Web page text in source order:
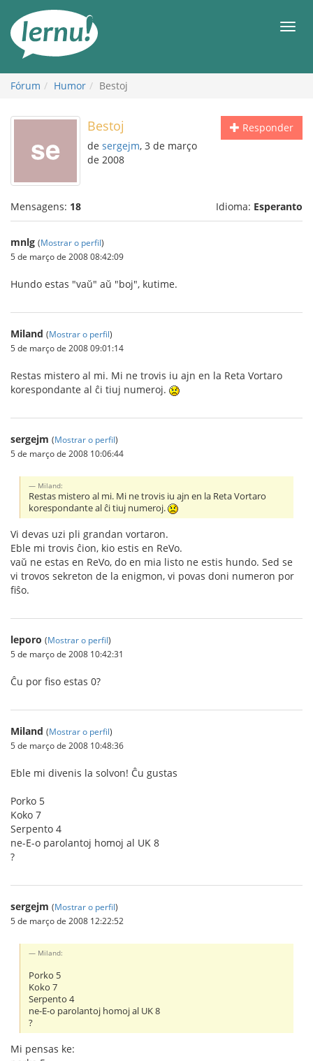
conteúdo
Fórum Humor Bestoj
Responder
Bestoj
de sergejm, 3 de março
de 2008
Mensagens: 18 Idioma: Esperanto
mnlg (Mostrar o perfil)
5 de março de 2008 08:42:09
Hundo estas "vaŭ" aŭ "boj", kutime.
Miland (Mostrar o perfil)
5 de março de 2008 09:01:14
Restas mistero al mi. Mi ne trovis iu ajn en la Reta Vortaro
korespondante al ĉi tiuj numeroj.
sergejm (Mostrar o perfil)
5 de março de 2008 10:06:44
Miland:
Restas mistero al mi. Mi ne trovis iu ajn en la Reta Vortaro
korespondante al ĉi tiuj numeroj.
Vi devas uzi pli grandan vortaron.
Eble mi trovis ĉion, kio estis en ReVo.
vaŭ ne estas en ReVo, do en mia listo ne estis hundo. Sed se
vi trovos sekreton de la enigmon, vi povas doni numeron por
fiŝo.
leporo (Mostrar o perfil)
5 de março de 2008 10:42:31
Ĉu por fiso estas 0?
Miland (Mostrar o perfil)
5 de março de 2008 10:48:36
Eble mi divenis la solvon! Ĉu gustas
Porko 5
Koko 7
Serpento 4
ne-E-o parolantoj homoj al UK 8
?
sergejm (Mostrar o perfil)
5 de março de 2008 12:22:52
Miland:
Porko 5
Koko 7
Serpento 4
ne-E-o parolantoj homoj al UK 8
?
Mi pensas ke: